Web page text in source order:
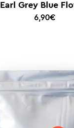
Earl Grey Blue
6,90€